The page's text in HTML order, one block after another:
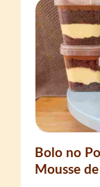
Bolo no
Mousse